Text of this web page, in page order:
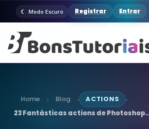
Modo Escuro Registrar Entrar
Home › Blog › ACTIONS ›
23 Fantásticas actions de